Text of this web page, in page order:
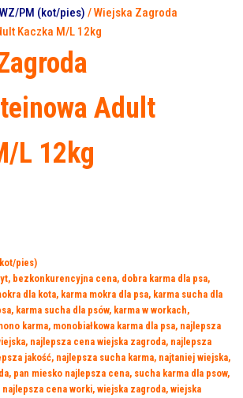
PM (kot/pies) / Wiejska Zagroda
Kaczka M/L 12kg
Adult
L 12kg
pies)
, bezkonkurencyjna cena, dobra karma dla psa,
dla kota, karma mokra dla psa, karma sucha dla
, karma sucha dla psów, karma w workach,
karma, monobiałkowa karma dla psa, najlepsza
, najlepsza cena wiejska zagroda, najlepsza
jakość, najlepsza sucha karma, najtaniej wiejska,
, pan miesko najlepsza cena, sucha karma dla psow,
najlepsza cena worki, wiejska zagroda, wiejska